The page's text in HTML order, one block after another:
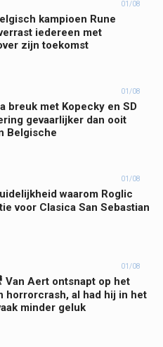
01/08
kampioen Rune
iedereen met
zijn toekomst
01/08
breuk met Kopecky en SD
gevaarlijker dan ooit
Belgische
01/08
waarom Roglic
voor Clasica San Sebastian
01/08
Van Aert ontsnapt op het
horrorcrash, al had hij in het
minder geluk